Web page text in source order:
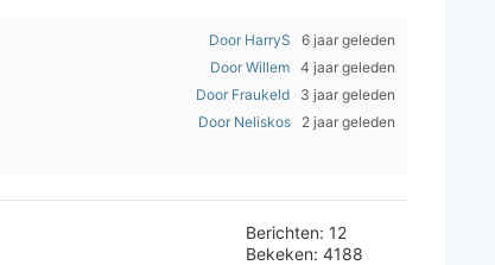
Door HarryS 6 jaar geleden
Door Willem4 jaar geleden
Door Fraukeld3 jaar geleden
Door Neliskos2 jaar geleden
Berichten: 12
Bekeken: 4188